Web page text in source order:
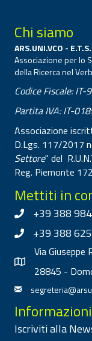
Chi siamo
ARS.UNI.VCO - E.T.S.
Associazione per lo
della Ricerca nel
Codice Fiscale:
Partita IVA: IT-
Associazione
D.Lgs. 117/2017
Settore" del
Reg. Piemonte
Mettiti in
+39 388
+39 388
Via Giuseppe
28845 -
Informazioni
Iscriviti alla